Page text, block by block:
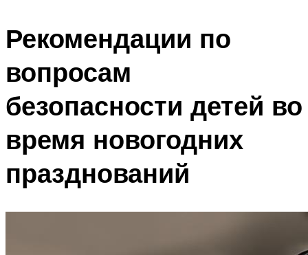
Рекомендации по
вопросам
безопасности детей во
время новогодних
празднований